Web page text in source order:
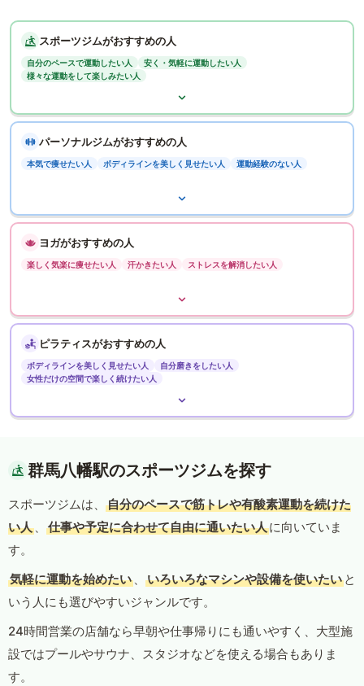
スポーツジムがおすすめの人
自分のペースで運動したい人
安く・気軽に運動したい人
様々な運動をして楽しみたい人
パーソナルジムがおすすめの人
本気で痩せたい人 ボディラインを美しく見せたい人 運動経験のない人
ヨガがおすすめの人
楽しく気楽に痩せたい人 汗かきたい人 ストレスを解消したい人
ピラティスがおすすめの人
ボディラインを美しく見せたい人
自分磨きをしたい人
女性だけの空間で楽しく続けたい人
群馬八幡駅のスポーツジムを探す
スポーツジムは、
自分のペースで筋トレや有酸素運動を続けた
い人 、 仕事や予定に合わせて自由に通いたい人に向いていま
す。
気軽に運動を始めたい 、 いろいろなマシンや設備を使いたい と
いう人にも選びやすいジャンルです。
24時間営業の店舗なら早朝や仕事帰りにも通いやすく、大型施
設ではプールやサウナ、スタジオなどを使える場合もありま
す。